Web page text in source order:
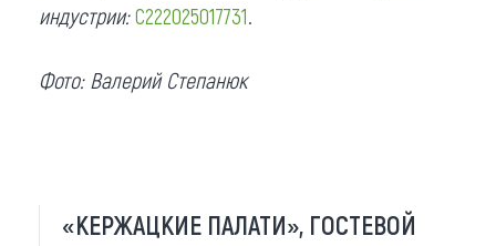
индустрии:С222025017731
Фото: Валерий Степанюк
«КЕРЖАЦКИЕ ПАЛАТИ», ГОСТЕВОЙ